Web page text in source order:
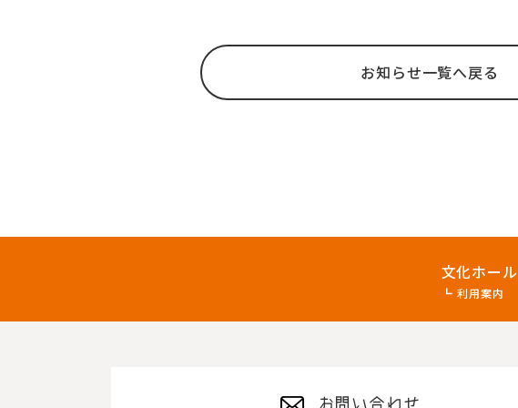
お知らせ一覧へ戻る
文化ホール
利用案内
お問い合わせ